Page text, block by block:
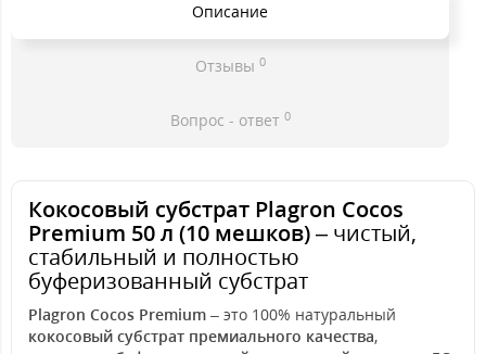
Описание
Отзывы 0
Вопрос - ответ 0
Кокосовый субстрат Plagron Cocos
Premium 50 л (10 мешков)– чистый,
стабильный и полностью
буферизованный субстрат
Plagron Cocos Premium – это 100% натуральный
кокосовый субстрат премиального качества,